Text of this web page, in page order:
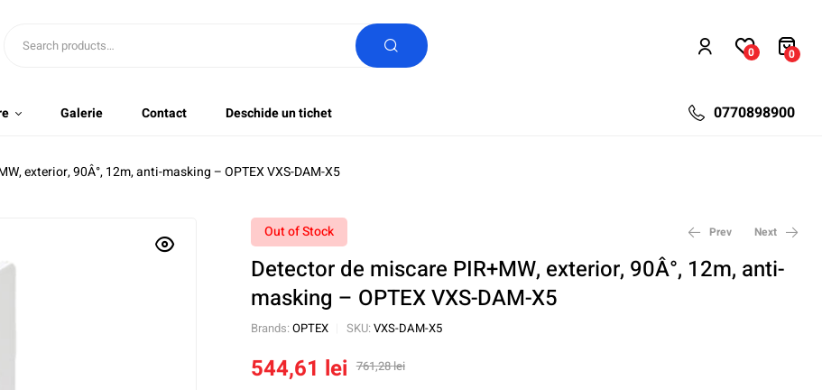
0 0
Galerie Contact Deschide un tichet 0770898900
exterior, 90Â°, 12m, anti-masking – OPTEX VXS-DAM-X5
Out of Stock Prev Next
Detector de miscare PIR+MW, exterior, 90Â°, 12m, anti-
masking – OPTEX VXS-DAM-X5
Brands: OPTEX SKU: VXS-DAM-X5
761,28lei
544,61 lei